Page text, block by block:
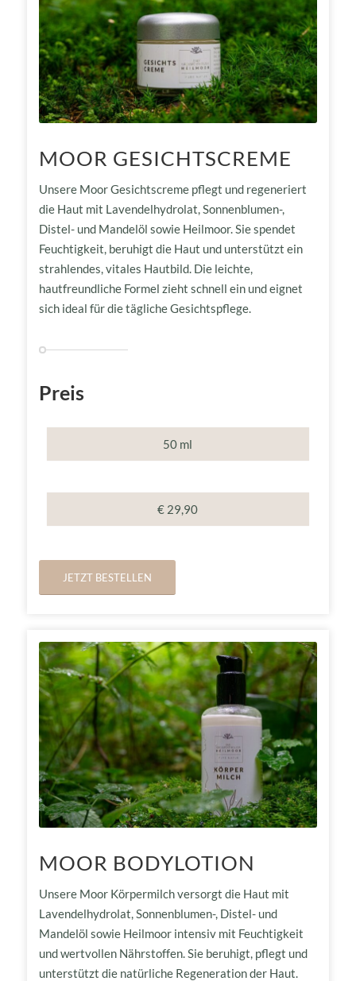
MOOR GESICHTSCREME
Unsere Moor Gesichtscreme pflegt und regeneriert
die Haut mit Lavendelhydrolat, Sonnenblumen-,
Distel- und Mandelöl sowie Heilmoor. Sie spendet
Feuchtigkeit, beruhigt die Haut und unterstützt ein
strahlendes, vitales Hautbild. Die leichte,
hautfreundliche Formel zieht schnell ein und eignet
sich ideal für die tägliche Gesichtspflege.
Preis
50 ml
€ 29,90
JETZT BESTELLEN
MOOR BODYLOTION
Unsere Moor Körpermilch versorgt die Haut mit
Lavendelhydrolat, Sonnenblumen-, Distel- und
Mandelöl sowie Heilmoor intensiv mit Feuchtigkeit
und wertvollen Nährstoffen. Sie beruhigt, pflegt und
unterstützt die natürliche Regeneration der Haut.